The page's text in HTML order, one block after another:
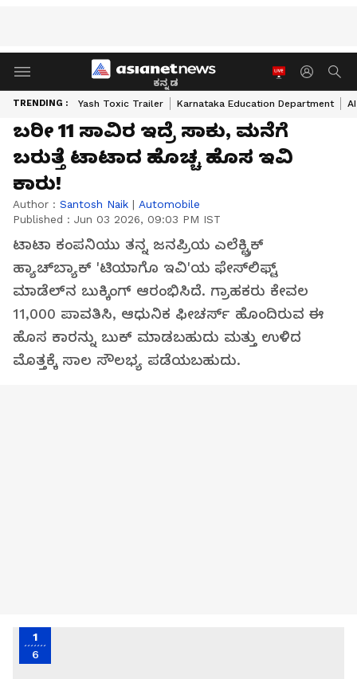
ಕನ್ನಡ
TRENDING : Yash Toxic Trailer Karnataka Education Department
ಬರೀ 11 ಸಾವಿರ ಇದ್ರೆ ಸಾಕು, ಮನೆಗೆ
ಬರುತ್ತೆ ಟಾಟಾದ ಹೊಚ್ಚ ಹೊಸ ಇವಿ
ಕಾರು!
Author : Santosh Naik | Automobile
Published : Jun 03 2026, 09:03 PM IST
ಟಾಟಾ ಕಂಪನಿಯು ತನ್ನ ಜನಪ್ರಿಯ ಎಲೆಕ್ಟ್ರಿಕ್
ಹ್ಯಾಚ್‌ಬ್ಯಾಕ್ 'ಟಿಯಾಗೊ ಇವಿ'ಯ ಫೇಸ್‌ಲಿಫ್ಟ್
ಮಾಡೆಲ್‌ನ ಬುಕ್ಕಿಂಗ್ ಆರಂಭಿಸಿದೆ. ಗ್ರಾಹಕರು ಕೇವಲ
₹11,000 ಪಾವತಿಸಿ, ಆಧುನಿಕ ಫೀಚರ್ಸ್ ಹೊಂದಿರುವ ಈ
ಹೊಸ ಕಾರನ್ನು ಬುಕ್ ಮಾಡಬಹುದು ಮತ್ತು ಉಳಿದ
ಮೊತ್ತಕ್ಕೆ ಸಾಲ ಸೌಲಭ್ಯ ಪಡೆಯಬಹುದು.
1
6